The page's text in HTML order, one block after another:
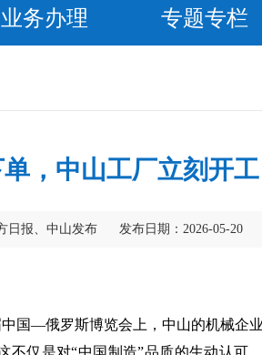
业务办理 专题专栏
，中山工厂立刻开工
日报、中山发布 发布日期：2026-05-20
国—俄罗斯博览会上，中山的机械企
仅是对“中国制造”品质的生动认可